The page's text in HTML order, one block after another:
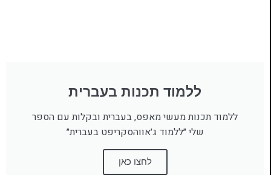
ללמוד תכנות בעברית
ללמוד תכנות מעשי מאפס, בעברית ובקלות עם הספר
שלי ״ללמוד ג׳אווהסקריפט בעברית״
לחצו כאן